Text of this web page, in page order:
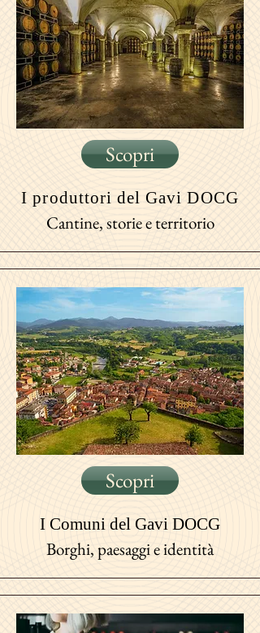
Scopri
I produttori del Gavi DOCG
Cantine, storie e territorio
Scopri
I Comuni del Gavi DOCG
Borghi, paesaggi e identità